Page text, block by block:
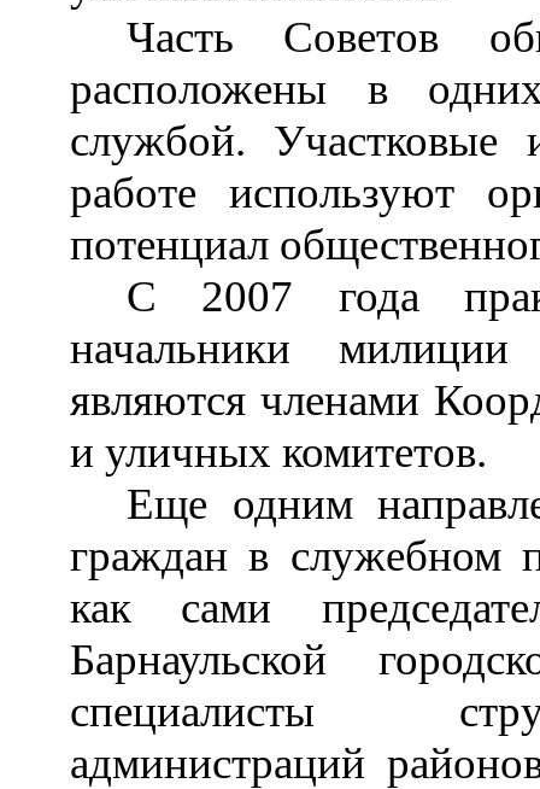
Часть Советов
расположены в
службой. Участковые
работе используют
потенциал
С 2007 года
начальники милиции
являются членами
и уличных комитетов.
Еще одним
граждан в
как сами
Барнаульской
специалисты
администраций